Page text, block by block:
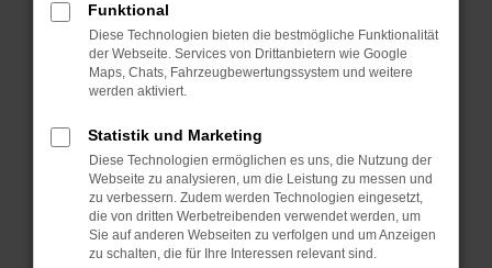
Probleme zu beheben.
Stelle sicher, dass dein Browser und dein
Betriebssystem auf dem neuesten Stand
sind.
Veraltete Software birgt nicht nur ein
Sicherheitsrisiko, sondern kann auch dazu
führen, dass bestimmte Funktionen nicht mehr
unterstützt werden.
Wende dich an den Webseitenbetreiber.
Wenn du alle oben genannten Schritte versucht
Funktional
Diese Technologien bieten die bestmögliche Funktionalität
der Webseite. Services von Drittanbietern wie Google
Maps, Chats, Fahrzeugbewertungssystem und weitere
werden aktiviert.
Statistik und Marketing
Diese Technologien ermöglichen es uns, die Nutzung der
Webseite zu analysieren, um die Leistung zu messen und
zu verbessern. Zudem werden Technologien eingesetzt,
die von dritten Werbetreibenden verwendet werden, um
Sie auf anderen Webseiten zu verfolgen und um Anzeigen
zu schalten, die für Ihre Interessen relevant sind.